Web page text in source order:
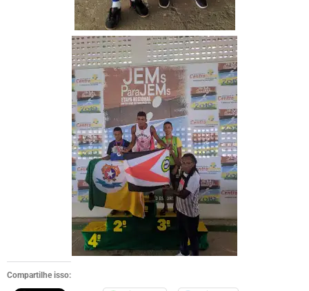
Compartilhe isso: